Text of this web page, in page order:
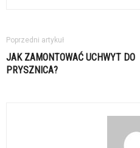
Poprzedni artykuł
JAK ZAMONTOWAĆ UCHWYT DO
PRYSZNICA?